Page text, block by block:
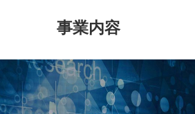
事業内容